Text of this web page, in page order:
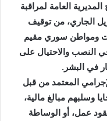
العامة لمراقبة
الوطني، أمس الأربعاء 17 أبريل الجاري، من توقيف
ومواطن سوري مقيم
النصب والاحتيال على
في البشر.
المعتمد من قبل
وسلبهم مبالغ مالية،
عمل، أو الوساطة